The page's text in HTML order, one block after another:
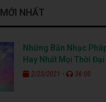
NHẤT
Những Bản Nhạc
Hay Nhất Mọi Thời Đại
2/23/2021 - 36:00